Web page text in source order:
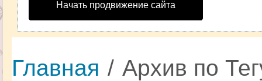
Начать продвижение сайта
Главная / Архив по